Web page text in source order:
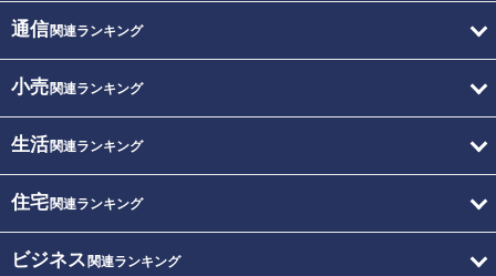
通信関連ランキング
小売関連ランキング
生活関連ランキング
住宅関連ランキング
ビジネス 関連ランキング